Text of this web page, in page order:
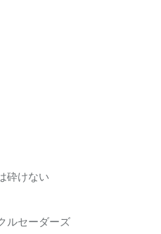
砕けない
ルセーダーズ